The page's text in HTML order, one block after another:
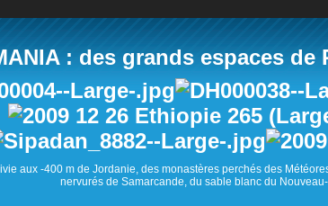
: des grands espaces
aux -400 m de Jordanie, des monastères perchés des
nervurés de Samarcande, du sable blanc du